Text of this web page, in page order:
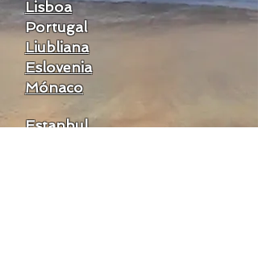
Lisboa
Portugal
Liubliana
Eslovenia
Mónaco
Estanbul